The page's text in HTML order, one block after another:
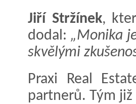
Jiří Stržínek,
dodal: „Monika
skvělými
Praxi Real
partnerů. Tým